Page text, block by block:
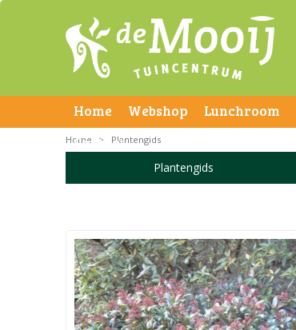
Home Webshop Lunchroom
Contact
Home > Plantengids
Plantengids